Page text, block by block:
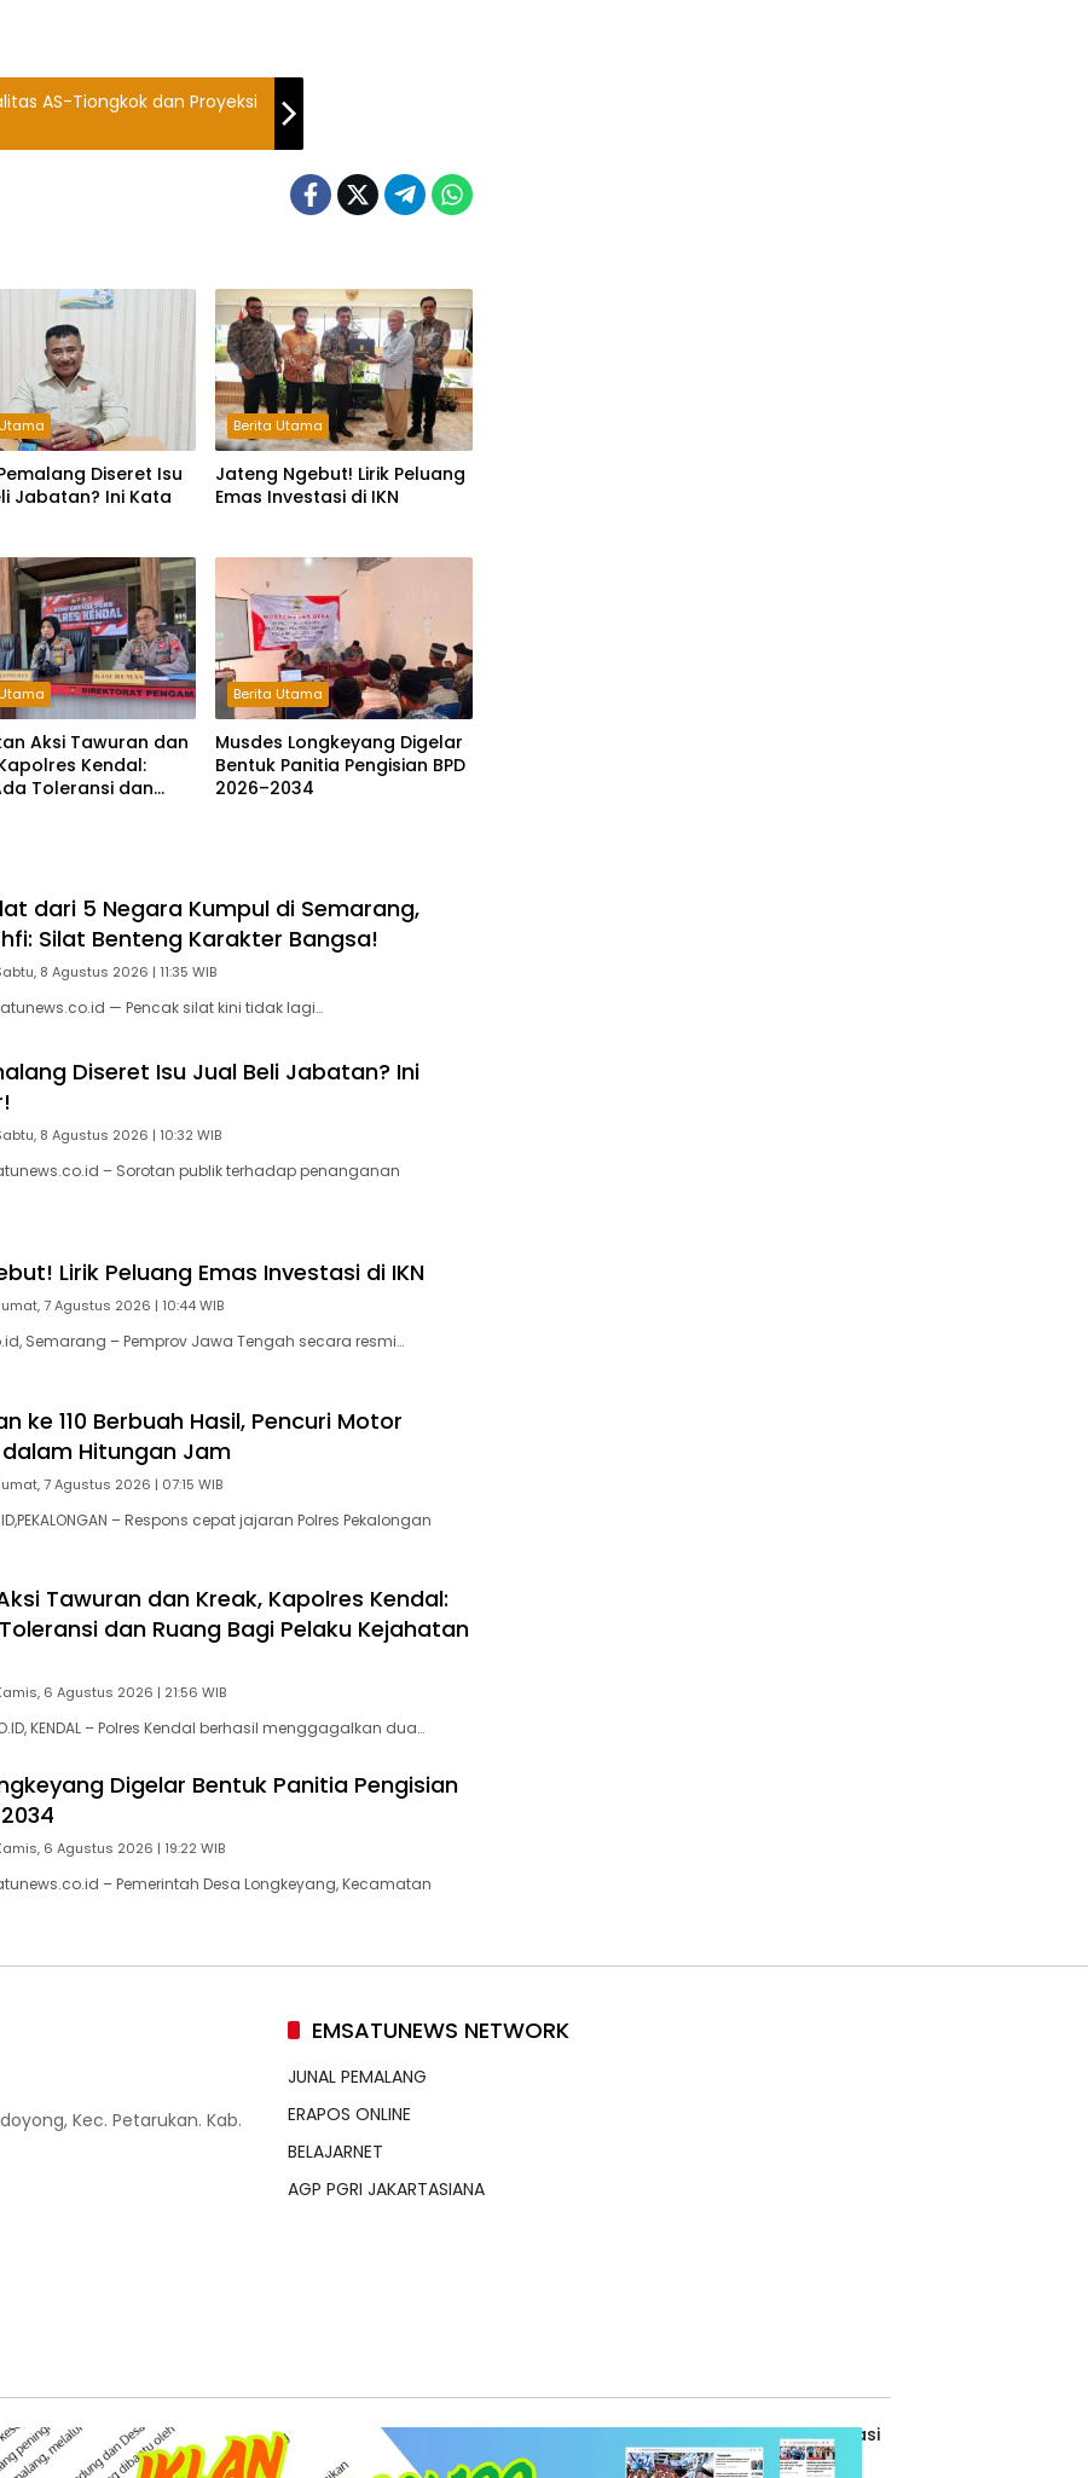
AS-Tiongkok dan Proyeksi
Diseret Isu
Jabatan? Ini Kata
Berita Utama
Jateng Ngebut! Lirik Peluang
Emas Investasi di IKN
Aksi Tawuran dan
Kendal:
Toleransi dan
Berita Utama
Musdes Longkeyang Digelar
Bentuk Panitia Pengisian BPD
2026–2034
dari 5 Negara Kumpul di Semarang,
Silat Benteng Karakter Bangsa!
8 Agustus 2026 | 11:35 WIB
— Pencak silat kini tidak lagi…
Diseret Isu Jual Beli Jabatan? Ini
8 Agustus 2026 | 10:32 WIB
– Sorotan publik terhadap penanganan
Lirik Peluang Emas Investasi di IKN
7 Agustus 2026 | 10:44 WIB
Semarang – Pemprov Jawa Tengah secara resmi…
ke 110 Berbuah Hasil, Pencuri Motor
Hitungan Jam
7 Agustus 2026 | 07:15 WIB
– Respons cepat jajaran Polres Pekalongan
Tawuran dan Kreak, Kapolres Kendal:
dan Ruang Bagi Pelaku Kejahatan
6 Agustus 2026 | 21:56 WIB
KENDAL – Polres Kendal berhasil menggagalkan dua…
Digelar Bentuk Panitia Pengisian
6 Agustus 2026 | 19:22 WIB
– Pemerintah Desa Longkeyang, Kecamatan
Kec. Petarukan. Kab.
EMSATUNEWS NETWORK
JUNAL PEMALANG
ERAPOS ONLINE
BELAJARNET
AGP PGRI JAKARTASIANA
Siber Standar Perlindungan Profesi Wartawan Kode Etik Jurnalistik
Kebijakan Privasi